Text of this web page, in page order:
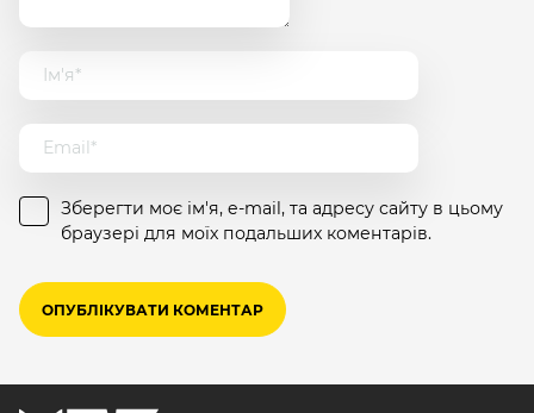
Зберегти моє ім'я, e-mail, та адресу сайту в цьому
браузері для моїх подальших коментарів.